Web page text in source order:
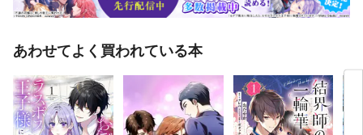
あわせてよく買われている本